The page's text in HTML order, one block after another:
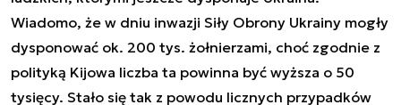
Wiadomo, że w dniu inwazji Siły Obrony Ukrainy mogły
dysponować ok. 200 tys. żołnierzami, choć zgodnie z
polityką Kijowa liczba ta powinna być wyższa o 50
tysięcy. Stało się tak z powodu licznych przypadków